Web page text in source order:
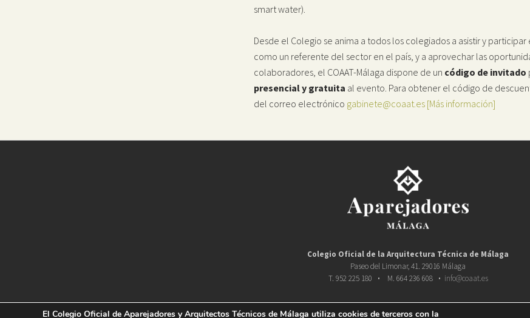
smart water).
Desde el Colegio se anima a todos los colegiados a asistir y
como un referente del sector en el país, y a aprovechar las
colaboradores, el COAAT-Málaga dispone de un código de invitado
presencial y gratuita al evento. Para obtener el código de
del correo electrónico gabinete@coaat.es [Más información]
Colegio Oficial de la Arquitectura Técnica de Málaga
Paseo del Limonar, 41. 29016 Málaga
T. 952 225 180
· M. 664 236 608 · info@coaat.es
El Colegio Oficial de Aparejadores y Arquitectos Técnicos de Málaga utiliza cookies de terceros con la